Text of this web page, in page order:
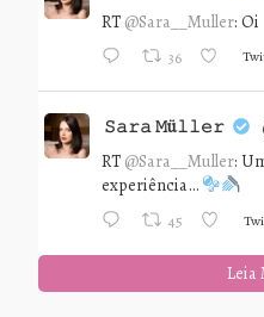
RT @Sara__Muller: Oi
36
𝚂𝚊𝚛𝚊 𝙼ü𝚕𝚕𝚎𝚛
RT @Sara__Muller:
experiência…
45
Leia